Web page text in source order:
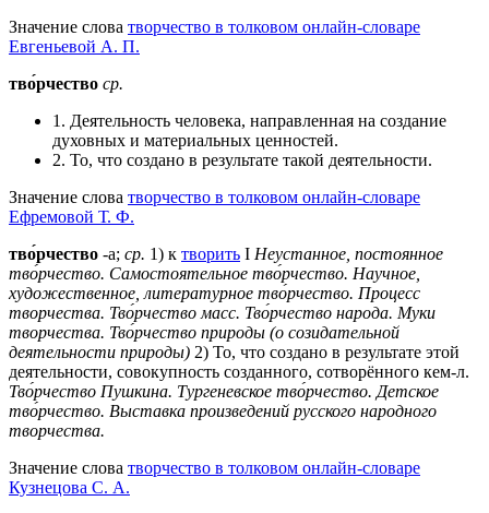
Значение слова творчество в толковом онлайн-словаре
Евгеньевой А. П.
тво́рчество ср.
1. Деятельность человека, направленная на создание
духовных и материальных ценностей.
2. То, что создано в результате такой деятельности.
Значение слова творчество в толковом онлайн-словаре
Ефремовой Т. Ф.
тво́рчество -а; ср. 1) к творить I Неустанное, постоянное
тво́рчество. Самостоятельное тво́рчество. Научное,
художественное, литературное тво́рчество. Процесс
творчества. Тво́рчество масс. Тво́рчество народа. Муки
творчества. Тво́рчество природы (о созидательной
деятельности природы) 2) То, что создано в результате этой
деятельности, совокупность созданного, сотворённого кем-л.
Тво́рчество Пушкина. Тургеневское тво́рчество. Детское
тво́рчество. Выставка произведений русского народного
творчества.
Значение слова творчество в толковом онлайн-словаре
Кузнецова С. А.